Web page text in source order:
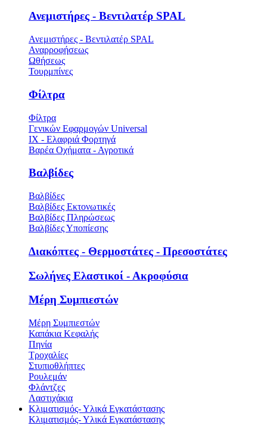
Ανεμιστήρες - Βεντιλατέρ SPAL
Ανεμιστήρες - Βεντιλατέρ SPAL
Αναρροφήσεως
Ωθήσεως
Τουρμπίνες
Φίλτρα
Φίλτρα
Γενικών Εφαρμογών Universal
ΙΧ - Ελαφριά Φορτηγά
Βαρέα Οχήματα - Αγροτικά
Βαλβίδες
Βαλβίδες
Βαλβίδες Εκτονωτικές
Βαλβίδες Πληρώσεως
Βαλβίδες Υποπίεσης
Διακόπτες - Θερμοστάτες - Πρεσοστάτες
Σωλήνες Ελαστικοί - Ακροφύσια
Μέρη Συμπιεστών
Μέρη Συμπιεστών
Καπάκια Κεφαλής
Πηνία
Τροχαλίες
Στυπιοθλήπτες
Ρουλεμάν
Φλάντζες
Λαστιχάκια
Κλιματισμός- Υλικά Εγκατάστασης
Κλιματισμός- Υλικά Εγκατάστασης